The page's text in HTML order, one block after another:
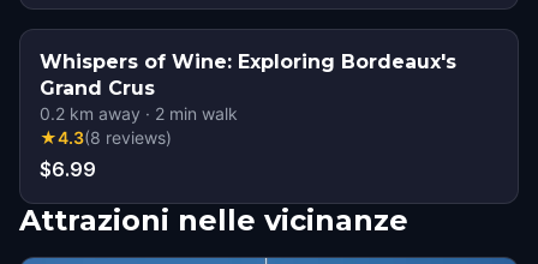
Whispers of Wine: Exploring Bordeaux's
Grand Crus
0.2 km away · 2 min walk
★4.3(8 reviews)
$6.99
Attrazioni nelle vicinanze